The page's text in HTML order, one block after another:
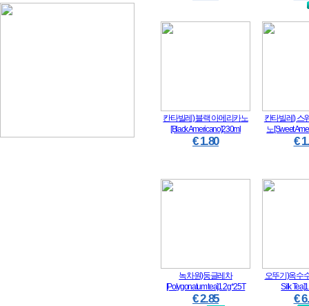
칸타빌레) 블랙 아메리카노
[Black Americano]230ml
€ 1.80
칸타빌레) 스
노[Sweet
€
녹차원)둥글레차
[Polygonatum tea]1.2g*25T
€ 2.85
오뚜기)옥수
Silk
€